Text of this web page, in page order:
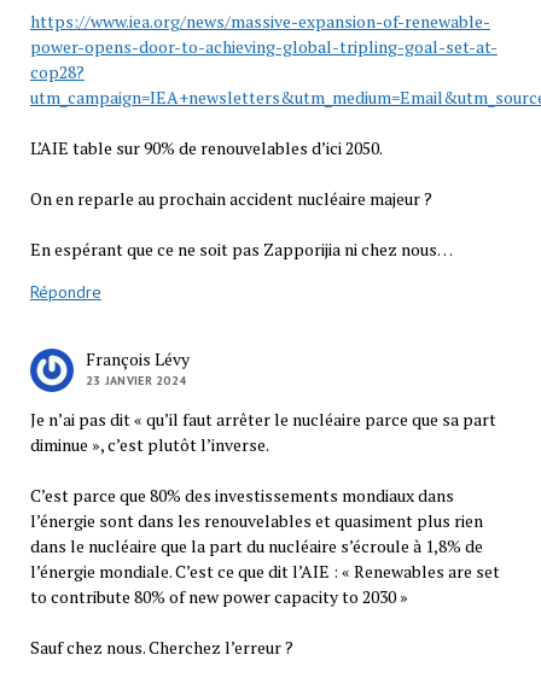
https://www.iea.org/news/massive-expansion-of-renewable-
power-opens-door-to-achieving-global-tripling-goal-set-at-
cop28?
L’AIE table sur 90% de renouvelables d’ici 2050.
On en reparle au prochain accident nucléaire majeur ?
En espérant que ce ne soit pas Zapporijia ni chez nous…
Répondre
François Lévy
23 JANVIER 2024
Je n’ai pas dit « qu’il faut arrêter le nucléaire parce que sa part
diminue », c’est plutôt l’inverse.
C’est parce que 80% des investissements mondiaux dans
l’énergie sont dans les renouvelables et quasiment plus rien
dans le nucléaire que la part du nucléaire s’écroule à 1,8% de
l’énergie mondiale. C’est ce que dit l’AIE : « Renewables are set
to contribute 80% of new power capacity to 2030 »
Sauf chez nous. Cherchez l’erreur ?